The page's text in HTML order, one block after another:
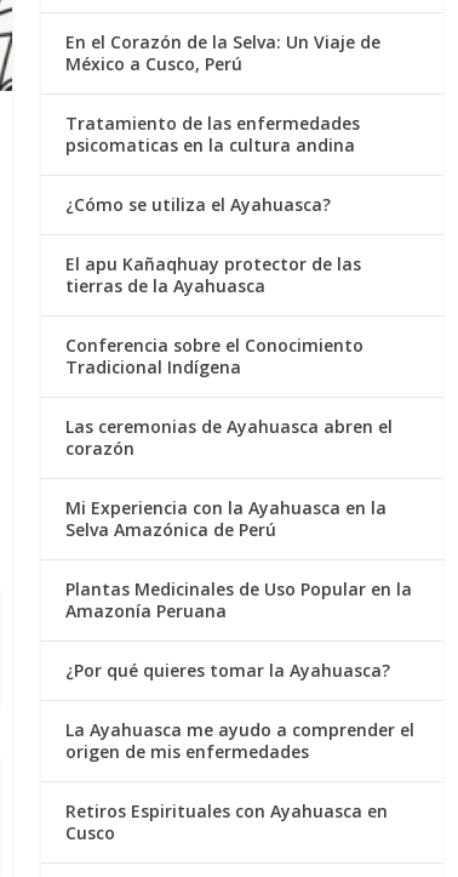
En el Corazón de la Selva: Un Viaje de
México a Cusco, Perú
Tratamiento de las enfermedades
psicomaticas en la cultura andina
¿Cómo se utiliza el Ayahuasca?
El apu Kañaqhuay protector de las
tierras de la Ayahuasca
Conferencia sobre el Conocimiento
Tradicional Indígena
Las ceremonias de Ayahuasca abren el
corazón
Mi Experiencia con la Ayahuasca en la
Selva Amazónica de Perú
Plantas Medicinales de Uso Popular en la
Amazonía Peruana
¿Por qué quieres tomar la Ayahuasca?
La Ayahuasca me ayudo a comprender el
origen de mis enfermedades
Retiros Espirituales con Ayahuasca en
Cusco